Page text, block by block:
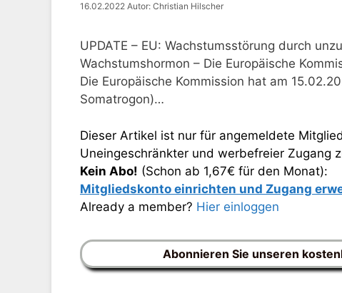
16.02.2022 Autor: Christian Hilscher
UPDATE – EU: Wachstumsstörung durch
Wachstumshormon – Die Europäische
Die Europäische Kommission hat am
Somatrogon)…
Dieser Artikel ist nur für angemeldete
Uneingeschränkter und werbefreier Zugang
Kein Abo! (Schon ab 1,67€ für den Monat):
Mitgliedskonto einrichten und Zugang
Already a member? Hier einloggen
Abonnieren Sie unseren